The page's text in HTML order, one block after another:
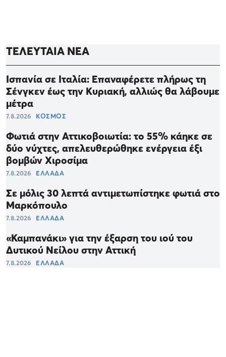
ΤΕΛΕΥΤΑΙΑ ΝΕΑ
Ισπανία σε Ιταλία: Επαναφέρετε πλήρως τη
Σένγκεν έως την Κυριακή, αλλιώς θα λάβουμε
μέτρα
7.8.2026 ΚΟΣΜΟΣ
Φωτιά στην Αττικοβοιωτία: το 55% κάηκε σε
δύο νύχτες, απελευθερώθηκε ενέργεια έξι
βομβών Χιροσίμα
7.8.2026 ΕΛΛΑΔΑ
Σε μόλις 30 λεπτά αντιμετωπίστηκε φωτιά στο
Μαρκόπουλο
7.8.2026 ΕΛΛΑΔΑ
«Καμπανάκι» για την έξαρση του ιού του
Δυτικού Νείλου στην Αττική
7.8.2026 ΕΛΛΑΔΑ